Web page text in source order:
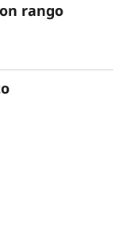
rango